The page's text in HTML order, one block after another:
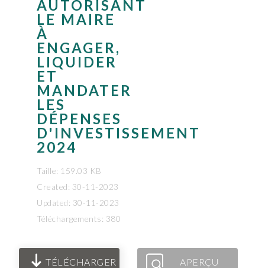
AUTORISANT
LE MAIRE
À
ENGAGER,
LIQUIDER
ET
MANDATER
LES
DÉPENSES
D'INVESTISSEMENT
2024
Taille: 159.03 KB
Created: 30-11-2023
Updated: 30-11-2023
Téléchargements: 380
TÉLÉCHARGER APERÇU